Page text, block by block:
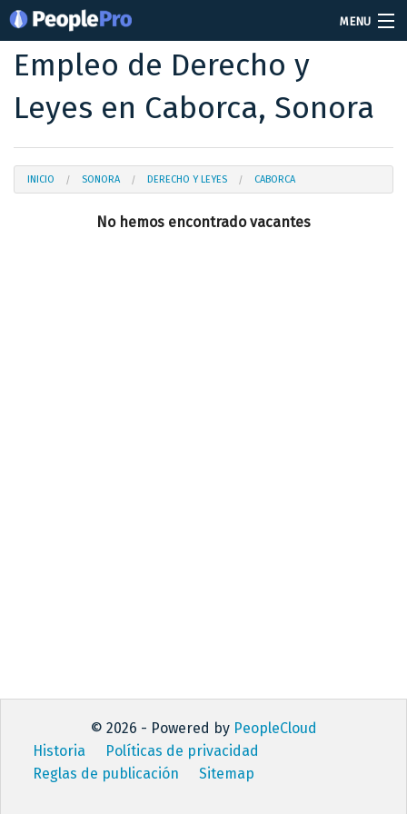
MENU
Soy reclutador
Precios
Iniciar sesión
Crear cuenta
Empleo de Derecho y
Leyes en Caborca, Sonora
INICIO SONORA DERECHO Y LEYES CABORCA
No hemos encontrado vacantes
© 2026 - Powered by PeopleCloud
Historia
Políticas de privacidad
Reglas de publicación
Sitemap